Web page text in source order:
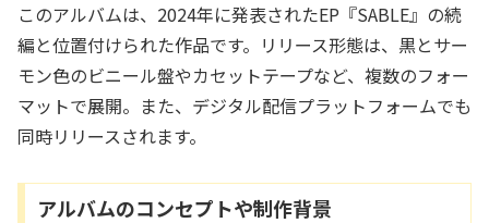
このアルバムは、2024年に発表されたEP『SABLE』の続
編と位置付けられた作品です。リリース形態は、黒とサー
モン色のビニール盤やカセットテープなど、複数のフォー
マットで展開。また、デジタル配信プラットフォームでも
同時リリースされます。
アルバムのコンセプトや制作背景